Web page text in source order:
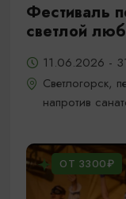
Фестиваль
светлой
11.06.2026 -
Светлогорск,
напротив
ОТ 3300₽